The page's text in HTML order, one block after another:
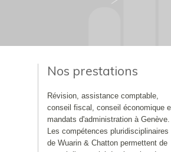
Nos prestations
Révision, assistance comptable,
conseil fiscal, conseil économique
mandats d'administration à Genève.
Les compétences pluridisciplinaires
de Wuarin & Chatton permettent de